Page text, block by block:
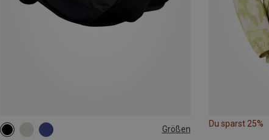
Größen
3L
Du sparst 25%